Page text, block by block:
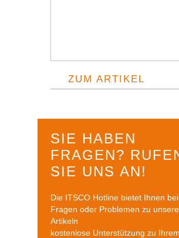
ZUM ARTIKEL
SIE HABEN
FRAGEN?
SIE UNS AN!
Die ITSCO Hotline bietet Ihnen
Fragen oder Problemen zu
Artikeln
kostenlose Unterstützung zu Ihrem